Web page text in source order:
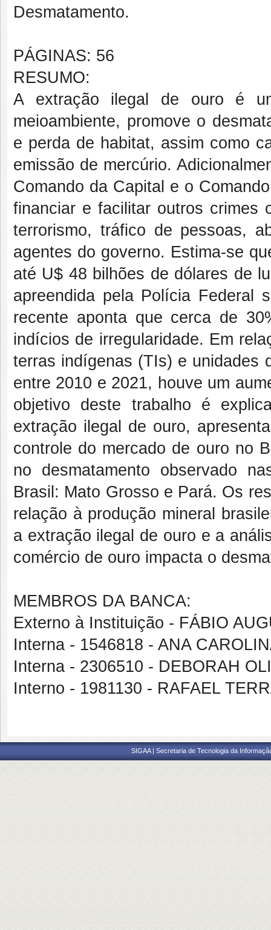
Desmatamento.
PÁGINAS: 56
RESUMO:
A extração ilegal de ouro é
meioambiente, promove o
e perda de habitat, assim como
emissão de mercúrio.
Comando da Capital e o
financiar e facilitar outros crimes
terrorismo, tráfico de pessoas,
agentes do governo. Estima-se
até U$ 48 bilhões de dólares de
apreendida pela Polícia Federal
recente aponta que cerca de
indícios de irregularidade. Em
terras indígenas (TIs) e unidades
entre 2010 e 2021, houve um
objetivo deste trabalho é
extração ilegal de ouro,
controle do mercado de ouro no
no desmatamento observado
Brasil: Mato Grosso e Pará. Os
relação à produção mineral
a extração ilegal de ouro e a
comércio de ouro impacta o
MEMBROS DA BANCA:
Externo à Instituição - FÁBIO
Interna - 1546818 - ANA
Interna - 2306510 - DEBORAH
Interno - 1981130 - RAFAEL
SIGAA | Secretaria de Tecnologia da